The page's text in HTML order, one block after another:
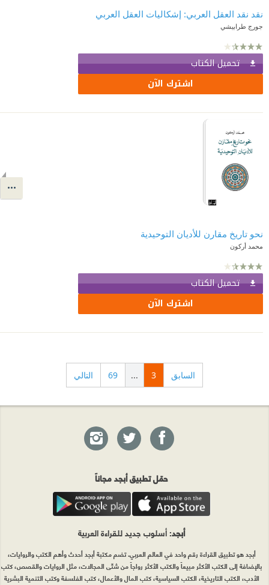
نقد نقد العقل العربي: إشكاليات العقل العربي
جورج طرابيشي
تحميل الكتاب
اشترك الآن
نحو تاريخ مقارن للأديان التوحيدية
محمد أركون
تحميل الكتاب
اشترك الآن
السابق 3
...
69 التالي
حمّل تطبيق أبجد مجاناً
أبجد: أسلوب جديد للقراءة العربية
أبجد هو تطبيق القراءة رقم واحد في العالم العربي. تضم مكتبة أبجد أحدث وأهم الكتب والروايات،
بالإضافة إلى الكتب الأكثر مبيعاً والكتب الأكثر رواجاً من شتّى المجالات، مثل الروايات والقصص، كتب
الأدب، الكتب التاريخية، الكتب السياسية، كتب المال والأعمال، كتب الفلسفة وكتب التنمية البشرية